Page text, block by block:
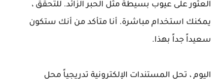
العثور على عيوب بسيطة مثل الحبر الزائد. للتحقق ،
يمكنك استخدام مباشرة. أنا متأكد من أنك ستكون
سعيداً جداً بهذا.
اليوم ، تحل المستندات الإلكترونية تدريجياً محل